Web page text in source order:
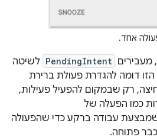
אחד.
מעבירים PendingIntent לשיטה
הזו דומה להגדרת פעולת ברירת
רק שבמקום להפעיל פעילות,
כמו הפעלה של
עבודה ברקע כדי שהפעולה
פתוחה.